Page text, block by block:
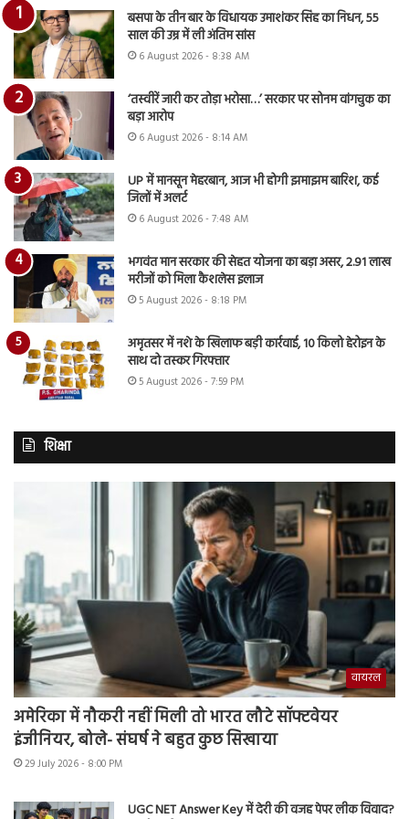
बसपा के तीन बार के विधायक उमाशंकर सिंह का निधन, 55
साल की उम्र में ली अंतिम सांस
6 August 2026 - 8:38 AM
‘तस्वीरें जारी कर तोड़ा भरोसा…’ सरकार पर सोनम वांगचुक का
बड़ा आरोप
6 August 2026 - 8:14 AM
UP में मानसून मेहरबान, आज भी होगी झमाझम बारिश, कई
जिलों में अलर्ट
6 August 2026 - 7:48 AM
भगवंत मान सरकार की सेहत योजना का बड़ा असर, 2.91 लाख
मरीजों को मिला कैशलेस इलाज
5 August 2026 - 8:18 PM
अमृतसर में नशे के खिलाफ बड़ी कार्रवाई, 10 किलो हेरोइन के
साथ दो तस्कर गिरफ्तार
5 August 2026 - 7:59 PM
शिक्षा
वायरल
अमेरिका में नौकरी नहीं मिली तो भारत लौटे सॉफ्टवेयर
इंजीनियर, बोले- संघर्ष ने बहुत कुछ सिखाया
29 July 2026 - 8:00 PM
UGC NET Answer Key में देरी की वजह पेपर लीक विवाद?